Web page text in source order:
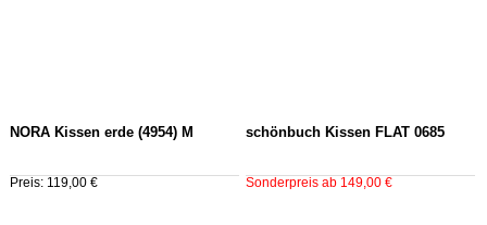
NORA Kissen erde (4954) M
Preis: 119,00 €
schönbuch Kissen FLAT 0685
Sonderpreis ab 149,00 €